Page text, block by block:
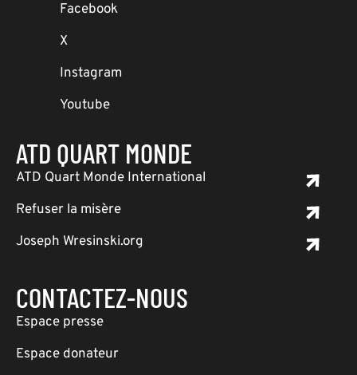
Facebook
X
Instagram
Youtube
ATD QUART MONDE
ATD Quart Monde International
Refuser la misère
Joseph Wresinski.org
CONTACTEZ-NOUS
Espace presse
Espace donateur